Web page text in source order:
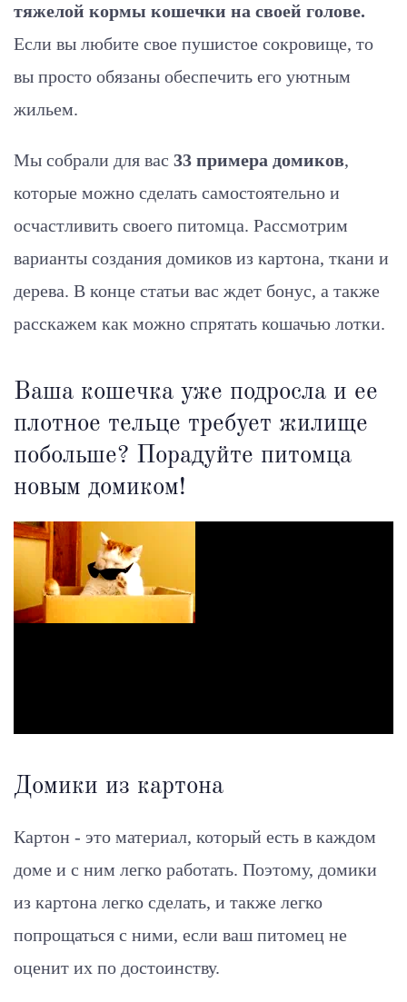
тяжелой кормы кошечки на своей голове.
Если вы любите свое пушистое сокровище, то
вы просто обязаны обеспечить его уютным
жильем.
Мы собрали для вас 33 примера домиков,
которые можно сделать самостоятельно и
осчастливить своего питомца. Рассмотрим
варианты создания домиков из картона, ткани и
дерева. В конце статьи вас ждет бонус, а также
расскажем как можно спрятать кошачью лотки.
Ваша кошечка уже подросла и ее
плотное тельце требует жилище
побольше? Порадуйте питомца
новым домиком!
Домики из картона
Картон - это материал, который есть в каждом
доме и с ним легко работать. Поэтому, домики
из картона легко сделать, и также легко
попрощаться с ними, если ваш питомец не
оценит их по достоинству.